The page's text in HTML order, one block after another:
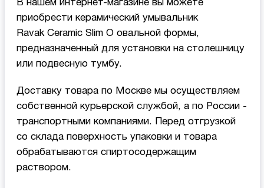
В нашем интернет-магазине вы можете
приобрести керамический умывальник
Ravak Ceramic Slim О овальной формы,
предназначенный для установки на столешницу
или подвесную тумбу.
Доставку товара по Москве мы осуществляем
собственной курьерской службой, а по России -
транспортными компаниями. Перед отгрузкой
со склада поверхность упаковки и товара
обрабатываются спиртосодержащим
раствором.